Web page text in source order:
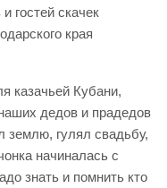
гостей скачек
края
казачьей Кубани,
дедов и прадедов
землю, гулял свадьбу,
начиналась с
знать и помнить кто